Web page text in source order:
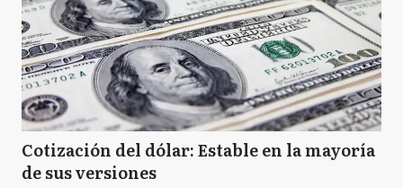
Cotización del dólar: Estable en la mayoría
de sus versiones